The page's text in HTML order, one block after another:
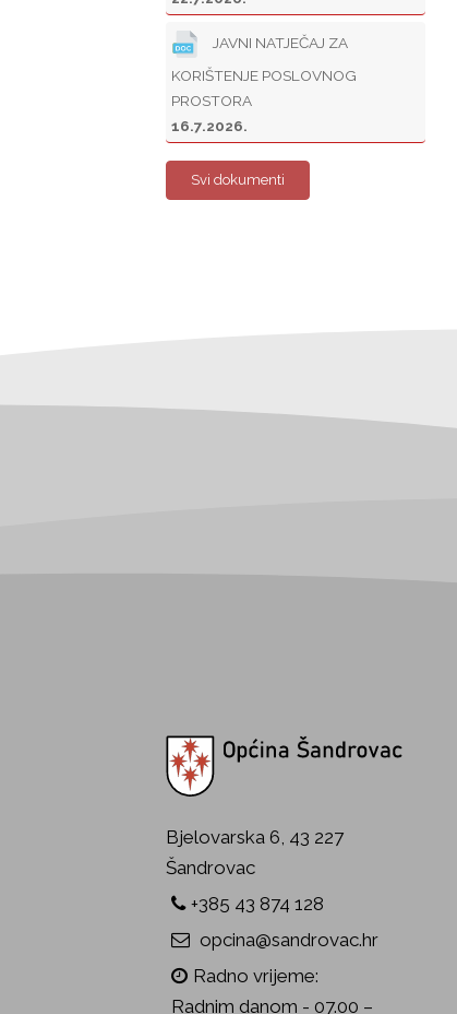
JAVNI NATJEČAJ ZA
KORIŠTENJE POSLOVNOG
PROSTORA
16.7.2026.
Svi dokumenti
Bjelovarska 6, 43 227
Šandrovac
+385 43 874 128
opcina@sandrovac.hr
Radno vrijeme:
Radnim danom - 07.00 –